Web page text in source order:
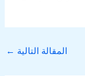
المقالة التالية ←